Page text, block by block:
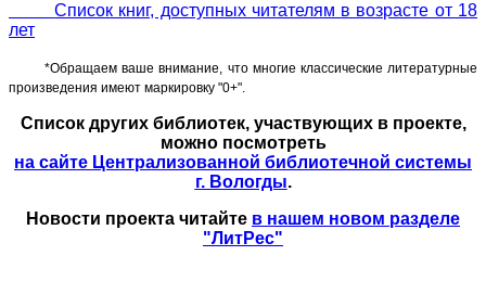
Список книг, доступных читателям в возрасте от 18
лет
*Обращаем ваше внимание, что многие классические литературные
произведения имеют маркировку "0+".
Список других библиотек, участвующих в проекте,
можно посмотреть
на сайте Централизованной библиотечной системы
г. Вологды.
Новости проекта читайте в нашем новом разделе
"ЛитРес"